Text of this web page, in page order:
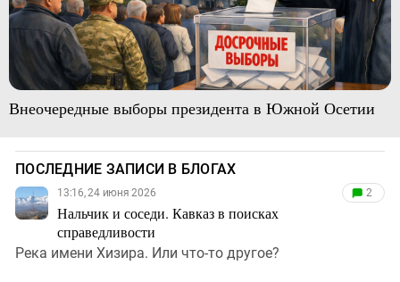
Внеочередные выборы президента в Южной Осетии
ПОСЛЕДНИЕ ЗАПИСИ В БЛОГАХ
13:16, 24 июня 2026
Нальчик и соседи. Кавказ в поисках
справедливости
2
Река имени Хизира. Или что-то другое?